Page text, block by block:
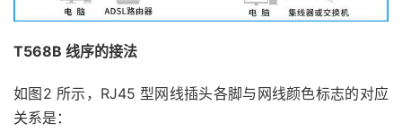
T568B 线序的接法
如图2 所示，RJ45 型网线插头各脚与网线颜色标志的对应
关系是：